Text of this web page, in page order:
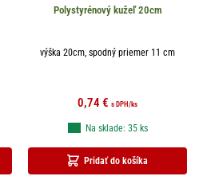
Polystyrénový kužeľ 20cm
výška 20cm, spodný priemer 11 cm
0,74 € s DPH /ks
Pridať do košíka
Na sklade: 35 ks